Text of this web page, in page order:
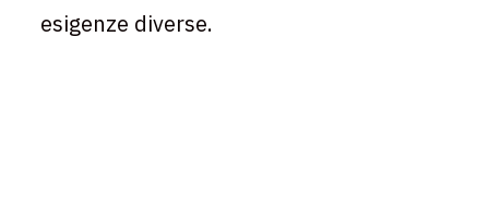
esigenze diverse.